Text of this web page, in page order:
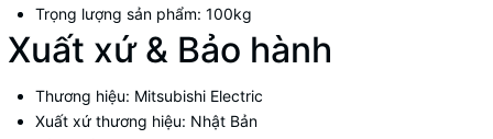
Trọng lượng sản phẩm: 100kg
Xuất xứ & Bảo hành
Thương hiệu: Mitsubishi Electric
Xuất xứ thương hiệu: Nhật Bản